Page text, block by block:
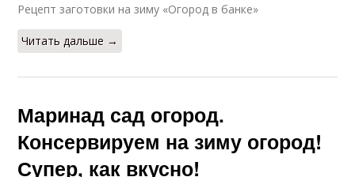
Рецепт заготовки на зиму «Огород в банке»
Читать дальше →
Маринад сад огород.
Консервируем на зиму огород!
Супер, как вкусно!